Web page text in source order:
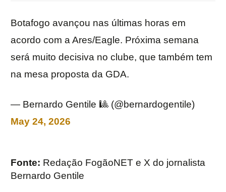
Botafogo avançou nas últimas horas em
acordo com a Ares/Eagle. Próxima semana
será muito decisiva no clube, que também tem
na mesa proposta da GDA.
— Bernardo Gentile 🎱 (@bernardogentile)
May 24, 2026
Fonte: Redação FogãoNET e X do jornalista
Bernardo Gentile